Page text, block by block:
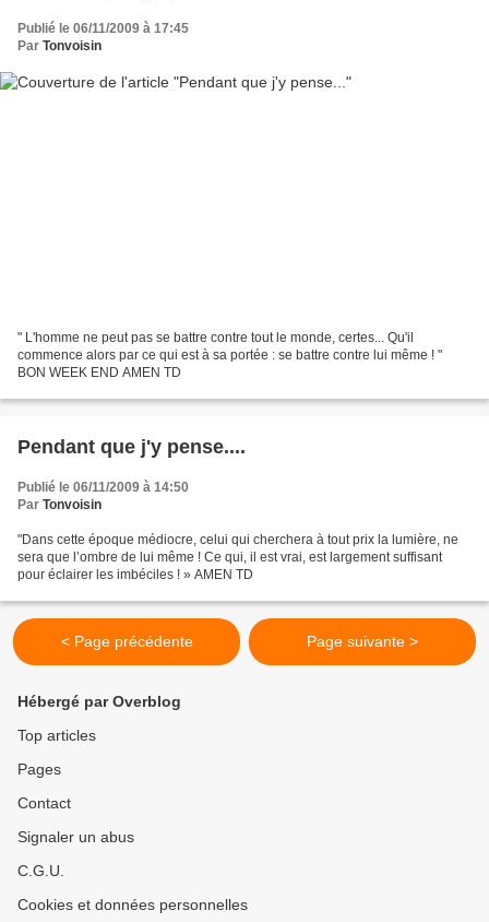
Publié le 06/11/2009 à 17:45
Par Tonvoisin
" L'homme ne peut pas se battre contre tout le monde, certes... Qu'il
commence alors par ce qui est à sa portée : se battre contre lui même ! "
BON WEEK END AMEN TD
Pendant que j'y pense....
Publié le 06/11/2009 à 14:50
Par Tonvoisin
"Dans cette époque médiocre, celui qui cherchera à tout prix la lumière, ne
sera que l’ombre de lui même ! Ce qui, il est vrai, est largement suffisant
pour éclairer les imbéciles ! » AMEN TD
< Page précédente Page suivante >
Hébergé par Overblog
Top articles
Pages
Contact
Signaler un abus
C.G.U.
Cookies et données personnelles